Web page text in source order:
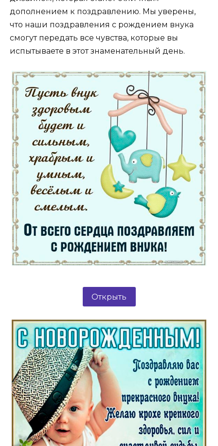
дополнением к поздравлению. Мы уверены,
что наши поздравления с рождением внука
смогут передать все чувства, которые вы
испытываете в этот знаменательный день.
Открыть